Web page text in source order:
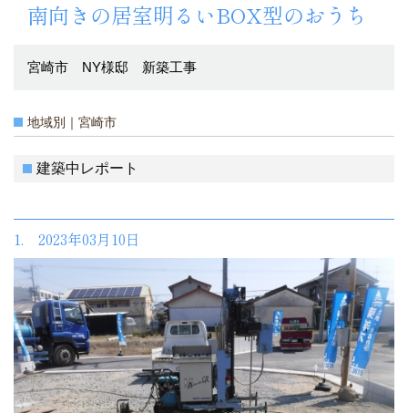
南向きの居室明るいBOX型のおうち
宮崎市 NY様邸 新築工事
地域別｜宮崎市
建築中レポート
1. 2023年03月10日